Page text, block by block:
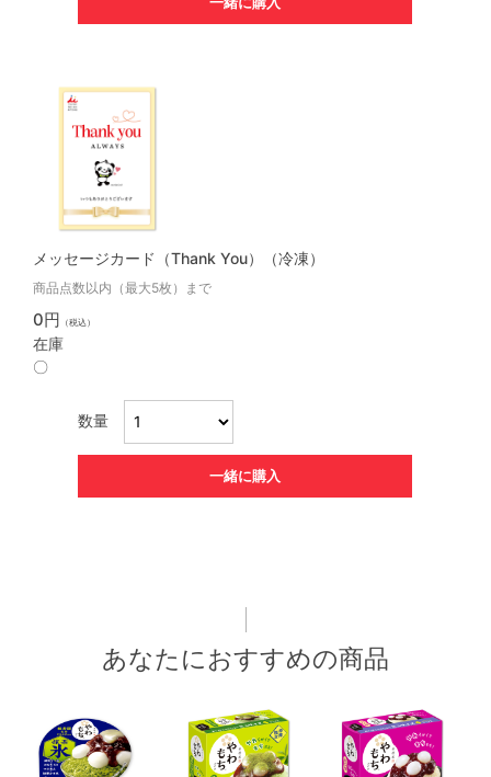
メッセージカード（Thank You）（冷凍）
商品点数以内（最大5枚）まで
0円 （税込）
在庫
〇
数量
一緒に購入
あなたにおすすめの商品